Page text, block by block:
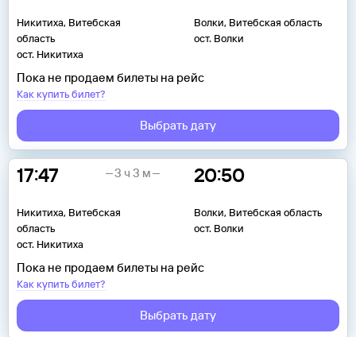
Никитиха, Витебская
область
ост. Никитиха
Волки, Витебская область
ост. Волки
Пока не продаем билеты на рейс
Как купить билет?
Выбрать дату
17:47
Никитиха, Витебская
область
ост. Никитиха
20:50
Волки, Витебская область
ост. Волки
3 ч 3 м
Пока не продаем билеты на рейс
Как купить билет?
Выбрать дату